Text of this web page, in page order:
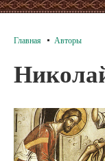
Главная Авторы